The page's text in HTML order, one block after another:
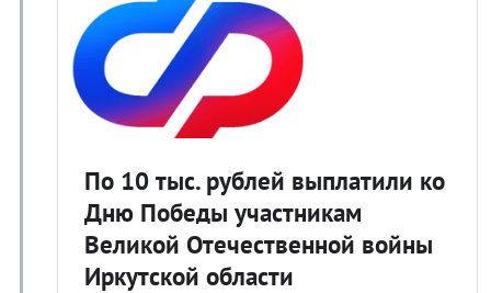
По 10 тыс. рублей выплатили ко
Дню Победы участникам
Великой Отечественной войны
Иркутской области